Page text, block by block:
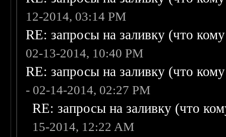
12-2014, 03:14 PM
RE: запросы на заливку (что
02-13-2014, 10:40 PM
RE: запросы на заливку (что
- 02-14-2014, 02:27 PM
RE: запросы на заливку (что
15-2014, 12:22 AM